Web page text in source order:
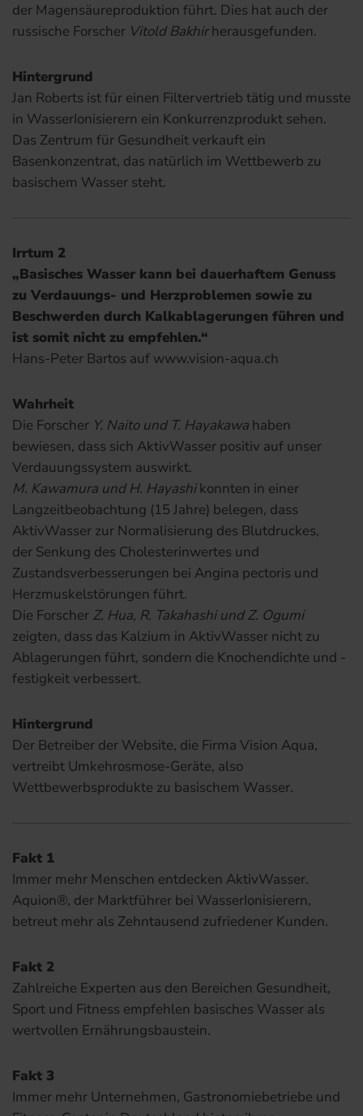
der Magensäureproduktion führt. Dies hat auch der
russische Forscher Vitold Bakhirherausgefunden.
Hintergrund
Jan Roberts ist für einen Filtervertrieb tätig und musste
in WasserIonisierern ein Konkurrenzprodukt sehen.
Das Zentrum für Gesundheit verkauft ein
Basenkonzentrat, das natürlich im Wettbewerb zu
basischem Wasser steht.
Irrtum 2
„Basisches Wasser kann bei dauerhaftem Genuss
zu Verdauungs- und Herzproblemen sowie zu
Beschwerden durch Kalkablagerungen führen und
ist somit nicht zu empfehlen.“
Hans-Peter Bartos auf www.vision-aqua.ch
Wahrheit
Die Forscher Y. Naito und T. Hayakawa haben
bewiesen, dass sich AktivWasser positiv auf unser
Verdauungssystem auswirkt.
M. Kawamura und H. Hayashikonnten in einer
Langzeitbeobachtung (15 Jahre) belegen, dass
AktivWasser zur Normalisierung des Blutdruckes,
der Senkung des Cholesterinwertes und
Zustandsverbesserungen bei Angina pectoris und
Herzmuskelstörungen führt.
Die Forscher Z. Hua, R. Takahashi und Z. Ogumi
zeigten, dass das Kalzium in AktivWasser nicht zu
Ablagerungen führt, sondern die Knochendichte und -
festigkeit verbessert.
Hintergrund
Der Betreiber der Website, die Firma Vision Aqua,
vertreibt Umkehrosmose-Geräte, also
Wettbewerbsprodukte zu basischem Wasser.
Fakt 1
Immer mehr Menschen entdecken AktivWasser.
Aquion®, der Marktführer bei WasserIonisierern,
betreut mehr als Zehntausend zufriedener Kunden.
Fakt 2
Zahlreiche Experten aus den Bereichen Gesundheit,
Sport und Fitness empfehlen basisches Wasser als
wertvollen Ernährungsbaustein.
Fakt 3
Immer mehr Unternehmen, Gastronomiebetriebe und